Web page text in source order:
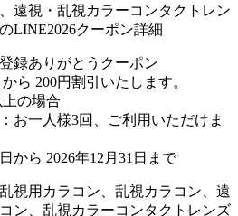
遠視・乱視カラーコンタクトレン
LINE2026クーポン詳細
録ありがとうクーポン
ら 200円割引 いたします。
の場合
お一人様3回
、ご利用いただけま
から 2026年12月31日まで
乱視用カラコン、乱視カラコン、遠
ン、乱視カラーコンタクトレンズ